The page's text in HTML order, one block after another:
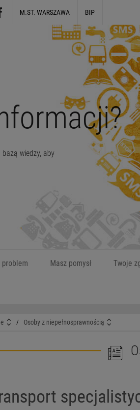
M.ST. WARSZAWA BIP
wiedzy, aby
problem Masz pomysł Twoje
/ Osoby z niepełnosprawnością